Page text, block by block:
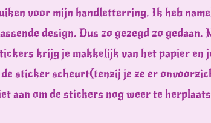
voor mijn handletterring. Ik heb
design. Dus zo gezegd zo gedaan.
krijg je makkelijk van het papier en
sticker scheurt(tenzij je ze er
aan om de stickers nog weer te